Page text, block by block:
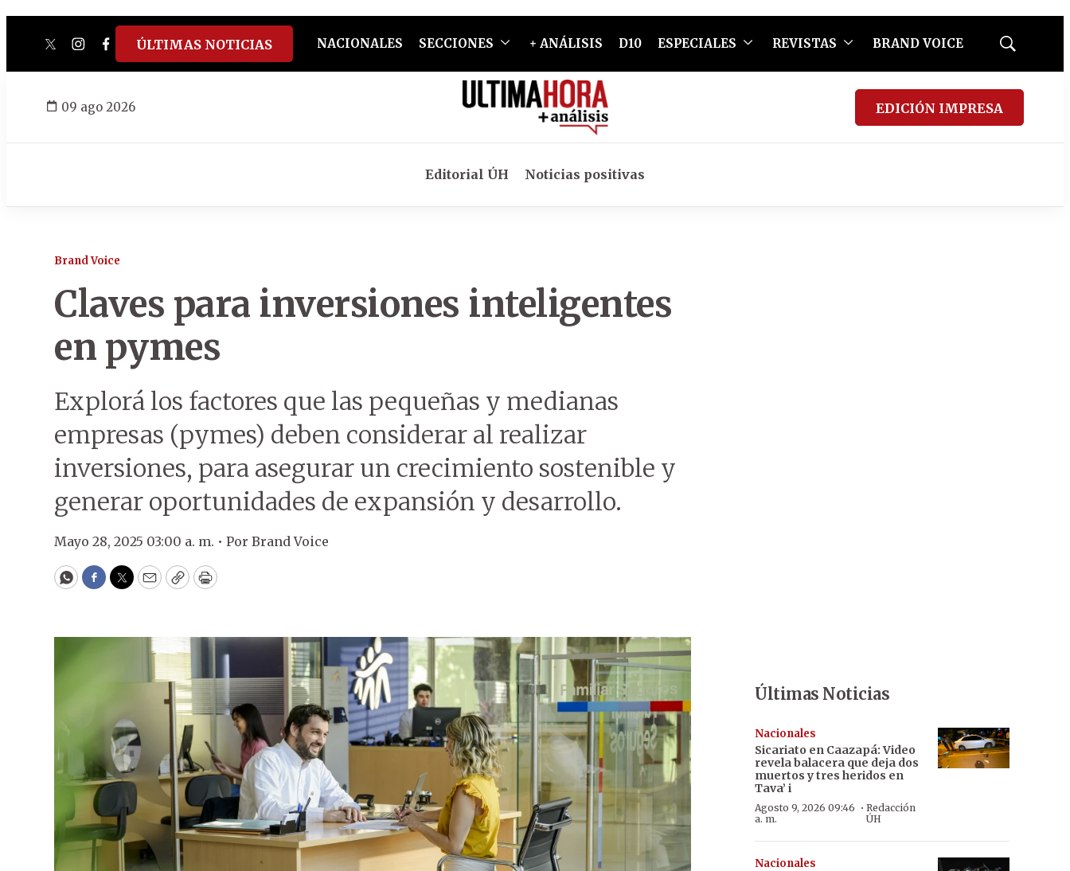
twitterinstagram
facebook
tiktokyoutube
spotify
ÚLTIMAS NOTICIAS NACIONALES SECCIONES + ANÁLISIS D10 ESPECIALES REVISTAS BRAND VOICE
Mostrar
09 ago 2026 EDICIÓN IMPRESA
Editorial ÚH Noticias positivas
Brand Voice
Claves para inversiones inteligentes
en pymes
Explorá los factores que las pequeñas y medianas
empresas (pymes) deben considerar al realizar
inversiones, para asegurar un crecimiento sostenible y
generar oportunidades de expansión y desarrollo.
Mayo 28, 2025 03:00 a. m. • Por Brand Voice
WhatsApp
Facebook
Twitter
EmailCopyPrint
Últimas Noticias
Nacionales
Sicariato en Caazapá: Video
revela balacera que deja dos
muertos y tres heridos en
Tava’ i
Agosto 9, 2026 09:46
a. m.
·Redacción
ÚH
Nacionales